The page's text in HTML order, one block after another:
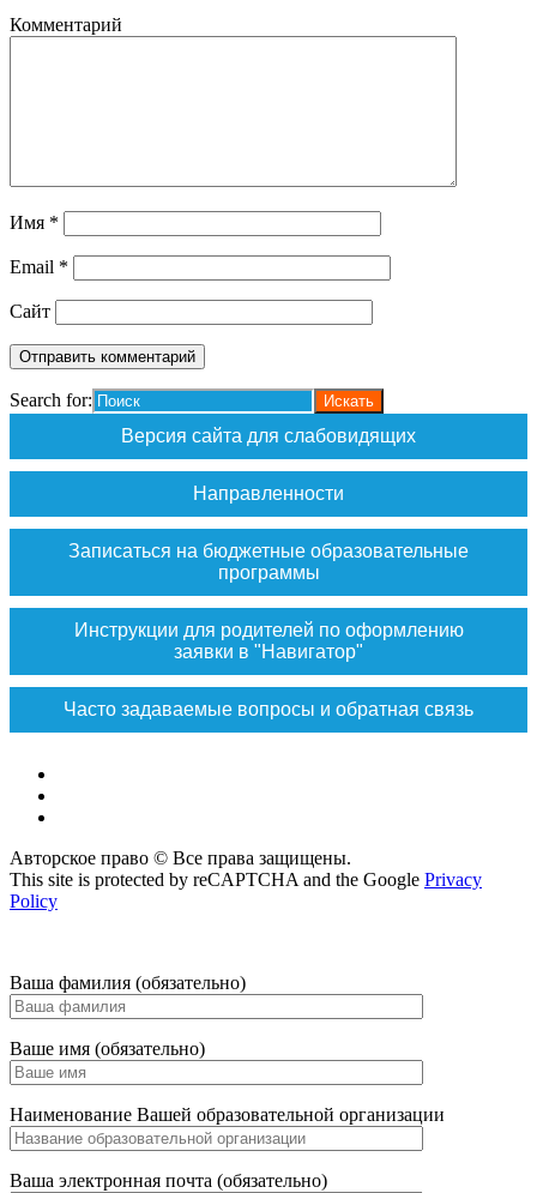
Комментарий
Имя *
Email *
Сайт
Search for:
Версия сайта для слабовидящих
Направленности
Записаться на бюджетные образовательные
программы
Инструкции для родителей по оформлению
заявки в "Навигатор"
Часто задаваемые вопросы и обратная связь
Авторское право © Все права защищены.
This site is protected by reCAPTCHA and the Google Privacy
Policy
Ваша фамилия (обязательно)
Ваше имя (обязательно)
Наименование Вашей образовательной организации
Ваша электронная почта (обязательно)